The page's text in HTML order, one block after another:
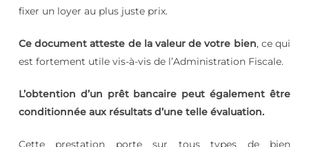
fixer un loyer au plus juste prix.
Ce document atteste de la valeur de votre bien, ce qui
est fortement utile vis-à-vis de l’Administration Fiscale.
L’obtention d’un prêt bancaire peut également être
conditionnée aux résultats d’une telle évaluation.
Cette prestation porte sur tous types de bien